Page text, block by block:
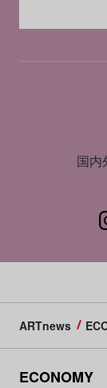
国内
ARTnews
ECONOMY